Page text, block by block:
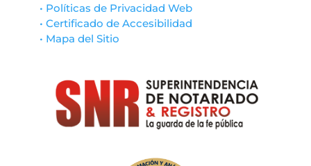
• Políticas de Privacidad Web
• Certificado de Accesibilidad
• Mapa del Sitio